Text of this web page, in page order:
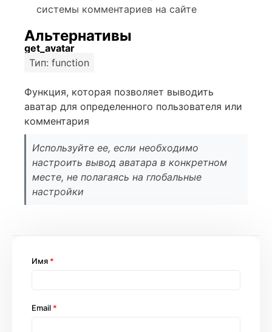
системы комментариев на сайте
Альтернативы
get_avatar
Тип: function
Функция, которая позволяет выводить
аватар для определенного пользователя или
комментария
Используйте ее, если необходимо
настроить вывод аватара в конкретном
месте, не полагаясь на глобальные
настройки
Имя *
Email *